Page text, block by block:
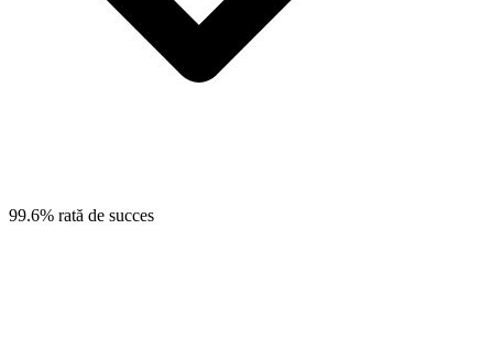
99.6% rată de succes